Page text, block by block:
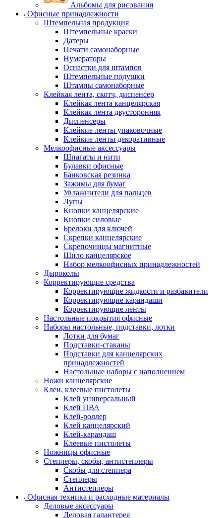
Альбомы для рисования
Офисные принадлежности
Штемпельная продукция
Штемпельные краски
Датеры
Печати самонаборные
Нумераторы
Оснастки для штампов
Штемпельные подушки
Штампы самонаборные
Клейкая лента, скотч, диспенсер
Клейкая лента канцелярская
Клейкая лента двусторонняя
Диспенсеры
Клейкие ленты упаковочные
Клейкие ленты декоративные
Мелкоофисные аксессуары
Шпагаты и нити
Булавки офисные
Банковская резинка
Зажимы для бумаг
Увлажнители для пальцев
Лупы
Кнопки канцелярские
Кнопки силовые
Брелоки для ключей
Скрепки канцелярские
Скрепочницы магнитные
Шило канцелярское
Набор мелкоофисных принадлежностей
Дыроколы
Корректирующие средства
Корректирующие жидкости и разбавители
Корректирующие карандаши
Корректирующие ленты
Настольные покрытия офисные
Наборы настольные, подставки, лотки
Лотки для бумаг
Подставки-стаканы
Подставки для канцелярских
принадлежностей
Настольные наборы с наполнением
Ножи канцелярские
Клеи, клеевые пистолеты
Клей универсальный
Клей ПВА
Клей-роллер
Клей канцелярский
Клей-карандаш
Клеевые пистолеты
Ножницы офисные
Степлеры, скобы, антистеплеры
Скобы для степпера
Степлеры
Антистеплеры
Офисная техника и расходные материалы
Деловые аксессуары
Деловая галантерея